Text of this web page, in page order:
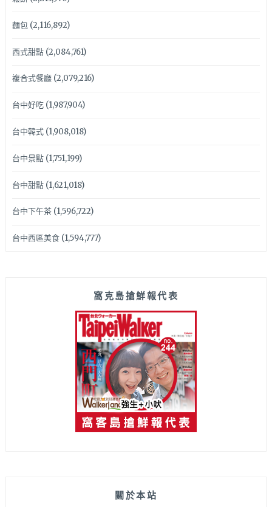
麵包(2,116,892)
西式甜點(2,084,761)
複合式餐廳(2,079,216)
台中好吃(1,987,904)
台中韓式(1,908,018)
台中景點(1,751,199)
台中甜點(1,621,018)
台中下午茶(1,596,722)
台中西區美食(1,594,777)
窩克島搶鮮報代表
關於本站